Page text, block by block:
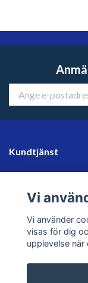
Kundtjänst
Sociala medier
Vi
Vi använder
visas för dig
upplevelse